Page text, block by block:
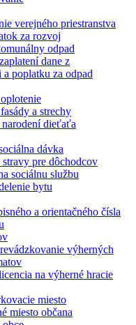
verejného priestranstva
za rozvoj
odpad
dane z
poplatku za odpad
a strechy
dieťaťa
dávka
pre dôchodcov
sociálnu službu
bytu
a orientačného čísla
výherných
na výherné hracie
miesto
miesto občana